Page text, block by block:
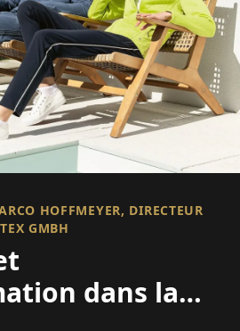
HOFFMEYER, DIRECTEUR
GMBH
dans la